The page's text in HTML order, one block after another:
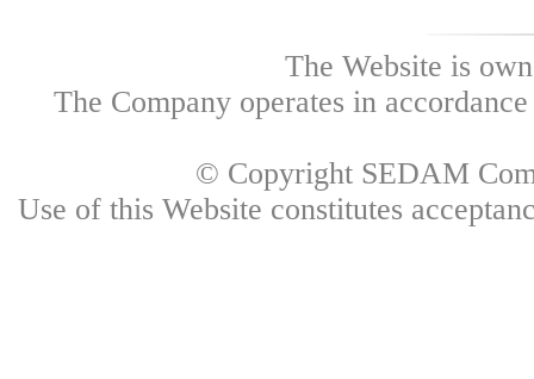
The Website is
The Company operates in
© Copyright SEDAM
Use of this Website constitutes